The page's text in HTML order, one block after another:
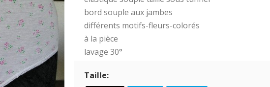
bord souple aux jambes
différents motifs-fleurs-colorés
à la pièce
lavage 30°
Taille: